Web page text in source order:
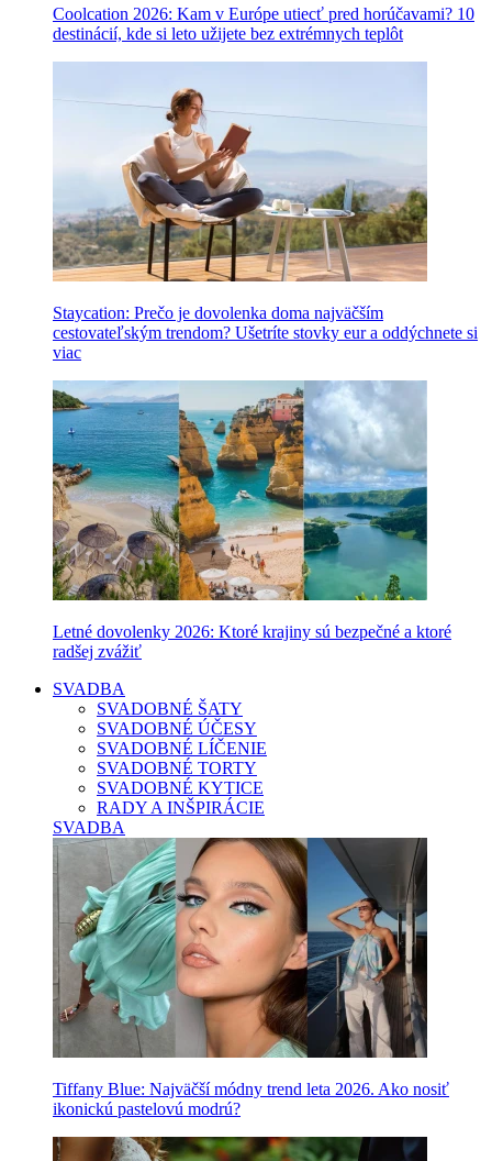
Coolcation 2026: Kam v Európe utiecť pred horúčavami? 10
destinácií, kde si leto užijete bez extrémnych teplôt
Staycation: Prečo je dovolenka doma najväčším
cestovateľským trendom? Ušetríte stovky eur a oddýchnete si
viac
Letné dovolenky 2026: Ktoré krajiny sú bezpečné a ktoré
radšej zvážiť
SVADBA
SVADOBNÉ ŠATY
SVADOBNÉ ÚČESY
SVADOBNÉ LÍČENIE
SVADOBNÉ TORTY
SVADOBNÉ KYTICE
RADY A INŠPIRÁCIE
SVADBA
Tiffany Blue: Najväčší módny trend leta 2026. Ako nosiť
ikonickú pastelovú modrú?